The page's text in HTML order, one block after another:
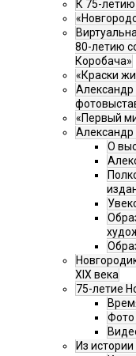
К 75-
80-летию
Коробача»
«Краски
Александр
«Первый
Александр
О
XIX века
75-летие
Фото
Из